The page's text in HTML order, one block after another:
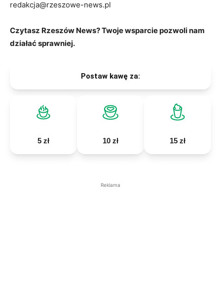
redakcja@rzeszowe-news.pl
Czytasz Rzeszów News? Twoje wsparcie pozwoli nam
działać sprawniej.
Postaw kawę za:
5 zł 10 zł 15 zł
Reklama